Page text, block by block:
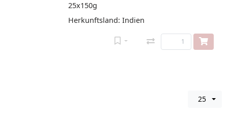
25x150g
Herkunftsland: Indien
25